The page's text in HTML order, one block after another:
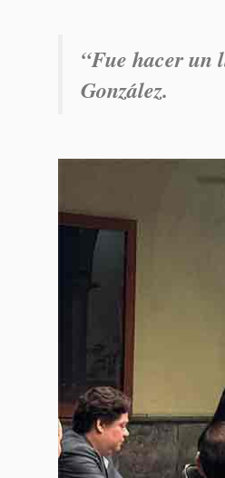
“Fue hacer un
González.